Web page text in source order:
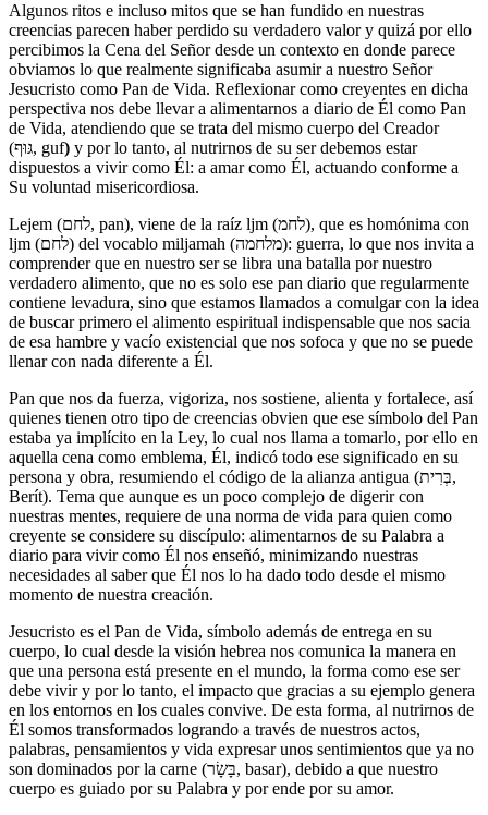
Algunos ritos e incluso mitos que se han fundido en nuestras
creencias parecen haber perdido su verdadero valor y quizá por ello
percibimos la Cena del Señor desde un contexto en donde parece
obviamos lo que realmente significaba asumir a nuestro Señor
Jesucristo como Pan de Vida. Reflexionar como creyentes en dicha
perspectiva nos debe llevar a alimentarnos a diario de Él como Pan
de Vida, atendiendo que se trata del mismo cuerpo del Creador
(גּוּף, guf) y por lo tanto, al nutrirnos de su ser debemos estar
dispuestos a vivir como Él: a amar como Él, actuando conforme a
Su voluntad misericordiosa.
Lejem (לחם, pan), viene de la raíz ljm (לחמ), que es homónima con
ljm (לחם) del vocablo miljamah (מלחמה): guerra, lo que nos invita a
comprender que en nuestro ser se libra una batalla por nuestro
verdadero alimento, que no es solo ese pan diario que regularmente
contiene levadura, sino que estamos llamados a comulgar con la idea
de buscar primero el alimento espiritual indispensable que nos sacia
de esa hambre y vacío existencial que nos sofoca y que no se puede
llenar con nada diferente a Él.
Pan que nos da fuerza, vigoriza, nos sostiene, alienta y fortalece, así
quienes tienen otro tipo de creencias obvien que ese símbolo del Pan
estaba ya implícito en la Ley, lo cual nos llama a tomarlo, por ello en
aquella cena como emblema, Él, indicó todo ese significado en su
persona y obra, resumiendo el código de la alianza antigua (בְּרִית,
Berít). Tema que aunque es un poco complejo de digerir con
nuestras mentes, requiere de una norma de vida para quien como
creyente se considere su discípulo: alimentarnos de su Palabra a
diario para vivir como Él nos enseñó, minimizando nuestras
necesidades al saber que Él nos lo ha dado todo desde el mismo
momento de nuestra creación.
Jesucristo es el Pan de Vida, símbolo además de entrega en su
cuerpo, lo cual desde la visión hebrea nos comunica la manera en
que una persona está presente en el mundo, la forma como ese ser
debe vivir y por lo tanto, el impacto que gracias a su ejemplo genera
en los entornos en los cuales convive. De esta forma, al nutrirnos de
Él somos transformados logrando a través de nuestros actos,
palabras, pensamientos y vida expresar unos sentimientos que ya no
son dominados por la carne (בָּשָׂר, basar), debido a que nuestro
cuerpo es guiado por su Palabra y por ende por su amor.